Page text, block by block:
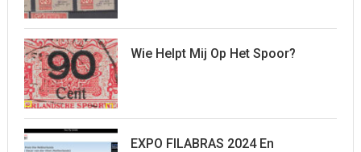
Wie Helpt Mij Op Het Spoor?
EXPO FILABRAS 2024 En